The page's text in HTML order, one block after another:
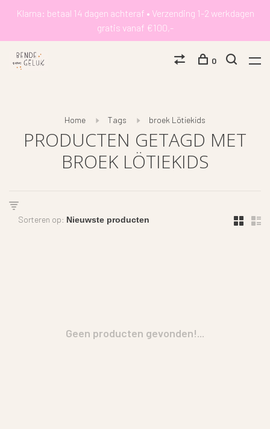
Klarna: betaal 14 dagen achteraf • Verzending 1-2 werkdagen
gratis vanaf €100,-
0
Home Tags broek Lötiekids
PRODUCTEN GETAGD MET
BROEK LÖTIEKIDS
Sorteren op:
Geen producten gevonden!...